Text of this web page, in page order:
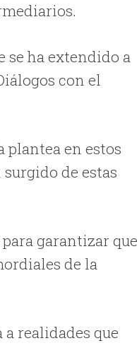
se ha extendido a
con el
plantea en estos
de estas
garantizar
de la
a realidades que